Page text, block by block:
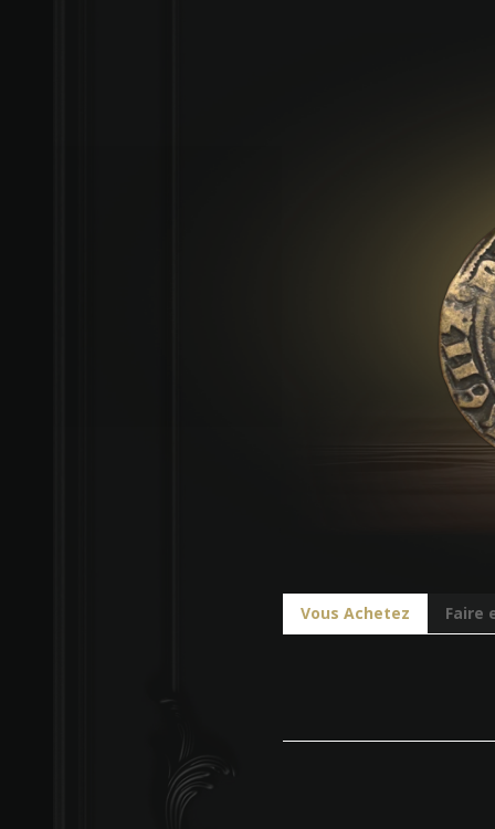
Vous Achetez Faire